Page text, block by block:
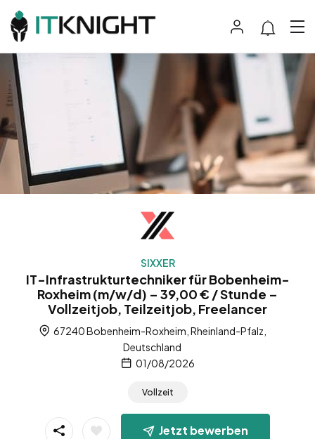
SIXXER
IT-Infrastrukturtechniker für Bobenheim-
Roxheim (m/w/d) – 39,00 € / Stunde –
Vollzeitjob, Teilzeitjob, Freelancer
67240 Bobenheim-Roxheim, Rheinland-Pfalz,
Deutschland
01/08/2026
Vollzeit
Jetzt bewerben